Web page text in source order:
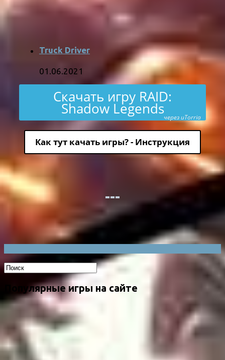
Truck Driver
01.06.2021
Скачать игру RAID:
Shadow Legendsчерез uTorria
Как тут качать игры? - Инструкция
Популярные игры на сайте